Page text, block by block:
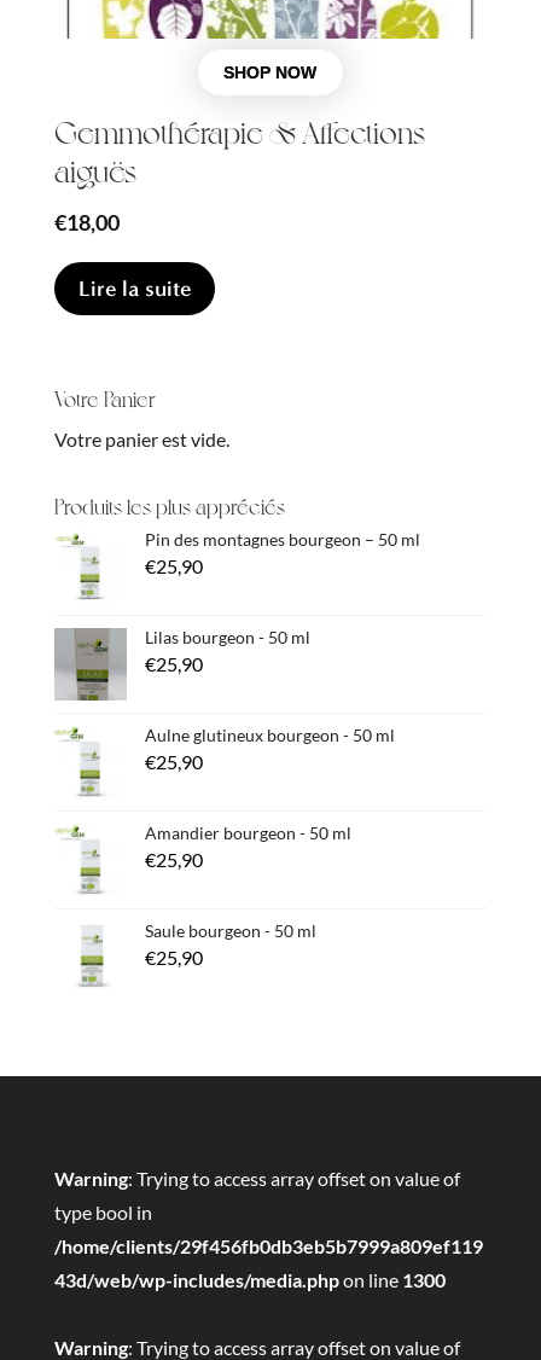
Gemmothérapie & Affections
aiguës
€18,00
Lire la suite
Votre Panier
Votre panier est vide.
Produits les plus appréciés
Pin des montagnes bourgeon – 50 ml
€25,90
Lilas bourgeon - 50 ml
€25,90
Aulne glutineux bourgeon - 50 ml
€25,90
Amandier bourgeon - 50 ml
€25,90
Saule bourgeon - 50 ml
€25,90
Warning: Trying to access array offset on value of
type bool in
/home/clients/29f456fb0db3eb5b7999a809ef119
43d/web/wp-includes/media.phpon line 1300
Warning: Trying to access array offset on value of